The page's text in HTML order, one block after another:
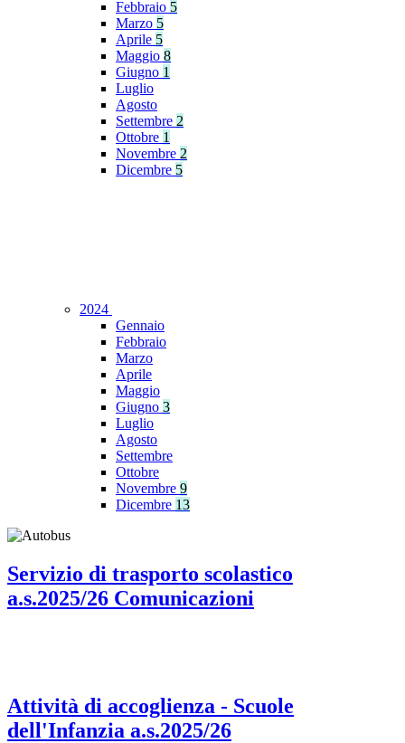
Febbraio 5
Marzo 5
Aprile 5
Maggio 8
Giugno 1
Luglio
Agosto
Settembre 2
Ottobre 1
Novembre 2
Dicembre 5
2024
Gennaio
Febbraio
Marzo
Aprile
Maggio
Giugno 3
Luglio
Agosto
Settembre
Ottobre
Novembre 9
Dicembre 13
Servizio di trasporto scolastico
a.s.2025/26 Comunicazioni
Attività di accoglienza - Scuole
dell'Infanzia a.s.2025/26